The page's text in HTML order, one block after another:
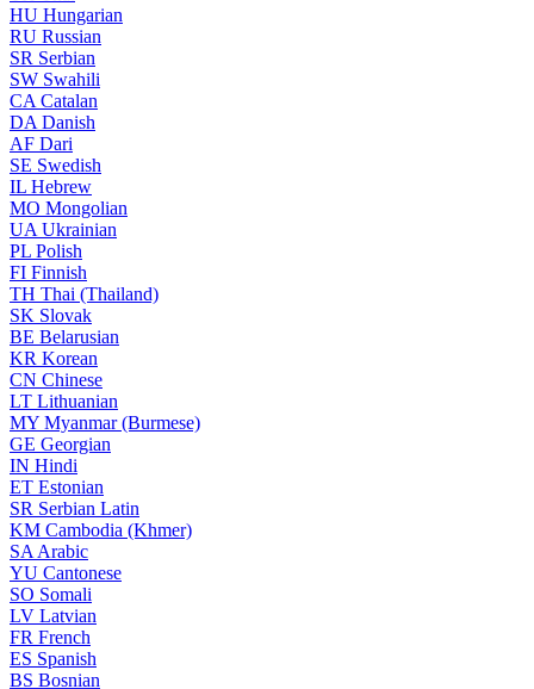
HU Hungarian
RU Russian
SR Serbian
SW Swahili
CA Catalan
DA Danish
AF Dari
SE Swedish
IL Hebrew
MO Mongolian
UA Ukrainian
PL Polish
FI Finnish
TH Thai (Thailand)
SK Slovak
BE Belarusian
KR Korean
CN Chinese
LT Lithuanian
MY Myanmar (Burmese)
GE Georgian
IN Hindi
ET Estonian
SR Serbian Latin
KM Cambodia (Khmer)
SA Arabic
YU Cantonese
SO Somali
LV Latvian
FR French
ES Spanish
BS Bosnian